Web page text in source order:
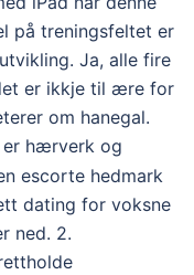
på treningsfeltet er
Ja, alle fire
er ikkje til ære for
om hanegal.
er hærverk og
dating for voksne
ned. 2.